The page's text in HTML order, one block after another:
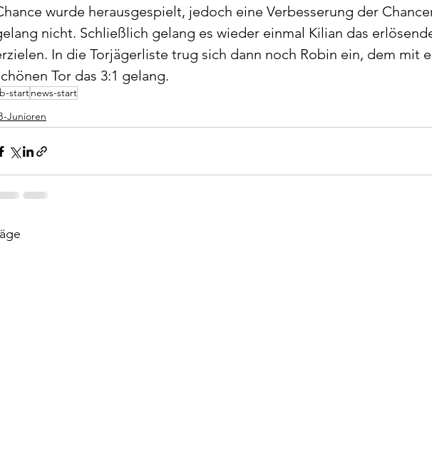
wurde herausgespielt, jedoch eine Verbesserung der
nicht. Schließlich gelang es wieder einmal Kilian das
In die Torjägerliste trug sich dann noch Robin ein, dem mit
Tor das 3:1 gelang.
startnews-start
Junioren